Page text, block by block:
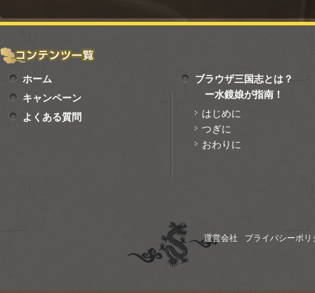
ホーム
キャンペーン
よくある質問
ブラウザ三国志とは？
ー水鏡娘が指南！
はじめに
つぎに
おわりに
運営会社 プライバシーポリ